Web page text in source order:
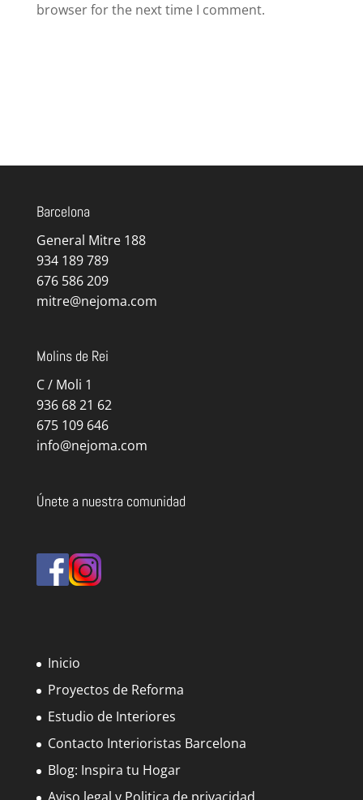
browser for the next time I comment.
Barcelona
General Mitre 188
934 189 789
676 586 209
mitre@nejoma.com
Molins de Rei
C / Moli 1
936 68 21 62
675 109 646
info@nejoma.com
Únete a nuestra comunidad
Inicio
Proyectos de Reforma
Estudio de Interiores
Contacto Interioristas Barcelona
Blog: Inspira tu Hogar